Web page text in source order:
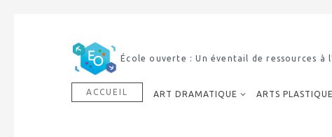
École ouverte : Un éventail de ressources à l’ensemble du
ACCUEIL ART DRAMATIQUE ARTS